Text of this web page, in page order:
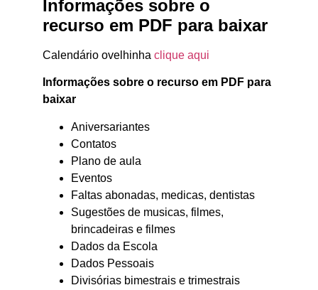
Informações sobre o
recurso em PDF para baixar
Calendário ovelhinha clique aqui
Informações sobre o recurso em PDF para
baixar
Aniversariantes
Contatos
Plano de aula
Eventos
Faltas abonadas, medicas, dentistas
Sugestões de musicas, filmes,
brincadeiras e filmes
Dados da Escola
Dados Pessoais
Divisórias bimestrais e trimestrais